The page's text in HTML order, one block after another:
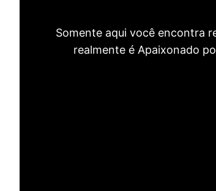
Somente aqui você encontra
realmente é Apaixonado